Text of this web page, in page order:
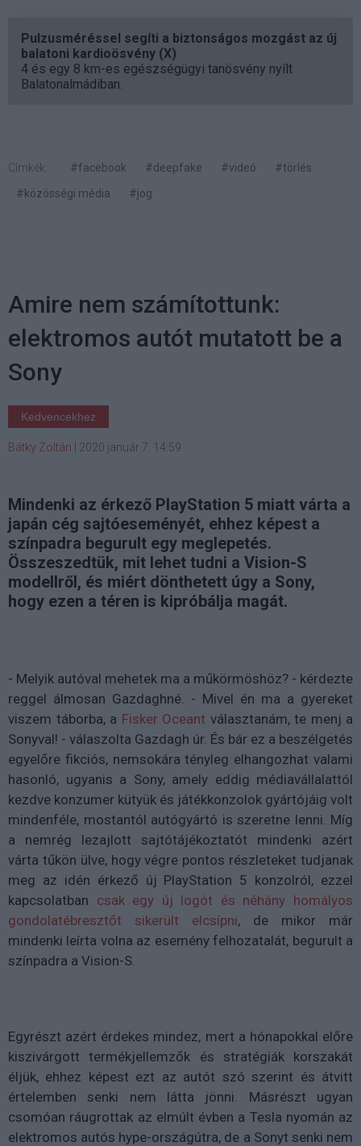
Pulzusméréssel segíti a biztonságos mozgást az új
balatoni kardioösvény (X)
4 és egy 8 km-es egészségügyi tanösvény nyílt
Balatonalmádiban.
Címkék: #facebook #deepfake #videó
#törlés
#közösségi média
#jog
Amire nem számítottunk:
elektromos autót mutatott be a
Sony
Kedvencekhez
Bátky Zoltán | 2020 január 7. 14:59
Mindenki az érkező PlayStation 5 miatt várta a
japán cég sajtóeseményét, ehhez képest a
színpadra begurult egy meglepetés.
Összeszedtük, mit lehet tudni a Vision-S
modellről, és miért dönthetett úgy a Sony,
hogy ezen a téren is kipróbálja magát.
- Melyik autóval mehetek ma a műkörmöshöz? - kérdezte
reggel álmosan Gazdaghné. - Mivel én ma a gyereket
viszem táborba, a Fisker Oceant választanám, te menj a
Sonyval! - válaszolta Gazdagh úr. És bár ez a beszélgetés
egyelőre fikciós, nemsokára tényleg elhangozhat valami
hasonló, ugyanis a Sony, amely eddig médiavállalattól
kezdve konzumer kütyük és játékkonzolok gyártójáig volt
mindenféle, mostantól autógyártó is szeretne lenni. Míg
a nemrég lezajlott sajtótájékoztatót mindenki azért
várta tűkön ülve, hogy végre pontos részleteket tudjanak
meg az idén érkező új PlayStation 5 konzolról, ezzel
kapcsolatban csak egy új logót és néhány homályos
gondolatébresztőt sikerült elcsípni, de mikor már
mindenki leírta volna az esemény felhozatalát, begurult a
színpadra a Vision-S.
Egyrészt azért érdekes mindez, mert a hónapokkal előre
kiszivárgott termékjellemzők és stratégiák korszakát
éljük, ehhez képest ezt az autót szó szerint és átvitt
értelemben senki nem látta jönni. Másrészt ugyan
csomóan ráugrottak az elmúlt évben a Tesla nyomán az
elektromos autós hype-országútra, de a Sonyt senki nem